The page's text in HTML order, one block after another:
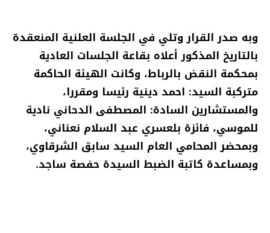
وبه صدر القرار وتلي في الجلسة العلنية المنعقدة
بالتاريخ المذكور أعلاه بقاعة الجلسات العادية
بمحكمة النقض بالرباط، وكانت الهيئة الحاكمة
متركبة السيد: احمد دينية رئيسا ومقررا،
والمستشارين السادة: المصطفى الدحاني نادية
للموسي، فائزة بلعسري عبد السلام نعناني،
وبمحضر المحامي العام السيد سابق الشرقاوي،
وبمساعدة كاتبة الضبط السيدة حفصة ساجد.